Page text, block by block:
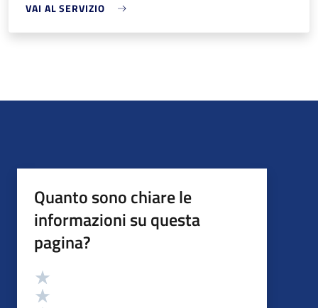
VAI AL SERVIZIO
Quanto sono chiare le
informazioni su questa
pagina?
Valutazione